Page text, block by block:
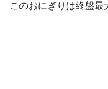
このおにぎりは終盤最